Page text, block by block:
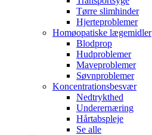
Tørre slimhinder
Hjerteproblemer
Homøopatiske lægemidler
Blodprop
Hudproblemer
Maveproblemer
Søvnproblemer
Koncentrationsbesvær
Nedtrykthed
Underernæring
Hårtabspleje
Se alle